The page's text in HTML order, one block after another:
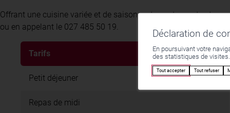
Offrant une cuisine variée et de saison, notre restaurant est
ou en appelant le 027 485 50 19.
Tarifs
Petit déjeuner
Repas de midi
Déclaration de
En poursuivant votre
des statistiques de
Tout accepter Tout refuser